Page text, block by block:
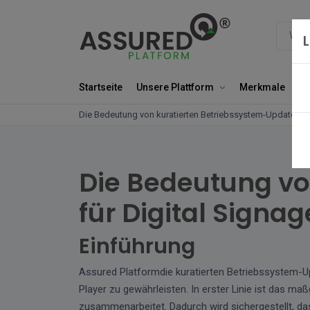
Startseite Unsere Plattform Merkmale
Die Bedeutung von kuratierten Betriebssystem-Updates
Die Bedeutung
für Digital
Einführung
Assured Platformdie kuratierten Betriebssystem-
Player zu gewährleisten. In erster Linie ist das
zusammenarbeitet. Dadurch wird sichergestellt,